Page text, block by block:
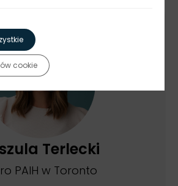
Terlecki
PAIH w Toronto
cookie